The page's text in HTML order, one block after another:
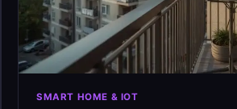
SMART HOME & IOT